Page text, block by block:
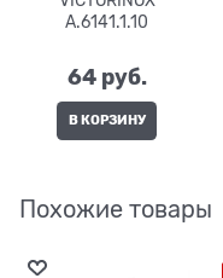
A.6141.1.10
64 руб.
В КОРЗИНУ
Похожие товары